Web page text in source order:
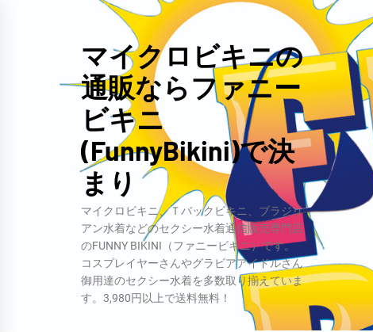
マイクロビキニの
通販ならファニー
ビキニ
(FunnyBikini)で決
まり
マイクロビキニ、Ｔバックビキニ、ブラジリ
アン水着などのセクシー水着通信販売専門店
のFUNNY BIKINI（ファニービキニ）です。
コスプレイヤーさんやグラビアアイドルさん
御用達のセクシー水着を多数取り揃えていま
す。3,980円以上で送料無料！